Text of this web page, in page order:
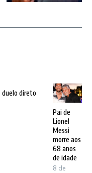
duelo direto
Pai de
Lionel
Messi
morre aos
68 anos
de idade
8 de